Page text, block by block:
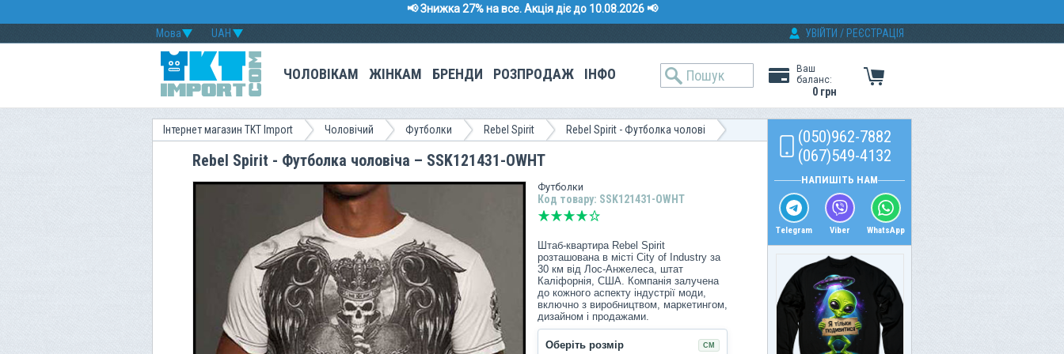
📢 Знижка 27% на все. Акція діє до 10.08.2026 📢
UAH
Мова УВІЙТИ / РЕЄСТРАЦІЯ
Ваш
баланс:
0 грн
ЧОЛОВІКАМ ЖІНКАМ БРЕНДИ РОЗПРОДАЖ ІНФО
Інтернет магазин TKT Import Чоловічий Футболки Rebel Spirit Rebel Spirit - Футболка чолові
Rebel Spirit - Футболка чоловіча – SSK121431-OWHT
Футболки
Код товару: SSK121431-OWHT
Штаб-квартира Rebel Spirit
розташована в місті City of Industry за
30 км від Лос-Анжелеса, штат
Каліфорнія, США. Компанія залучена
до кожного аспекту індустрії моди,
включно з виробництвом, маркетингом,
дизайном і продажами.
Коріння компанії бере початок 2005
року з дизайнера Edgar Munoz і
Оберіть розмір СМ
(050)962-7882
(067)549-4132
НАПИШІТЬ НАМ
Telegram Viber WhatsApp